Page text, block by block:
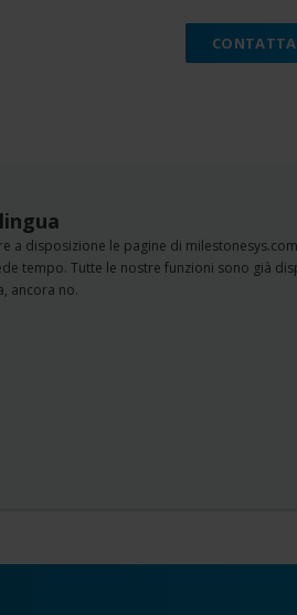
a disposizione le pagine di
tempo. Tutte le nostre funzioni sono già
ancora no.